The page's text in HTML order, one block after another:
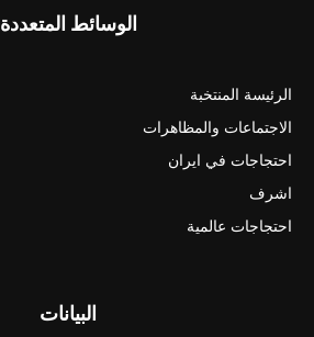
الوسائط المتعددة
الرئيسة المنتخبة
الاجتماعات والمظاهرات
احتجاجات في ايران
اشرف
احتجاجات عالمية
البيانات